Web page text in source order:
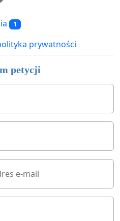
1
prywatności
petycji
e-mail